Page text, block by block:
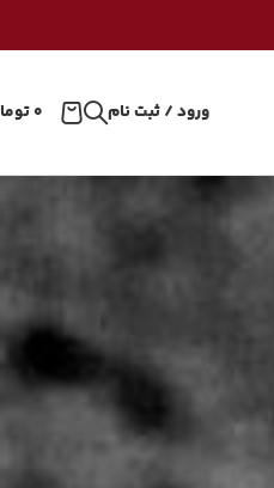
ورود / ثبت نام ۰